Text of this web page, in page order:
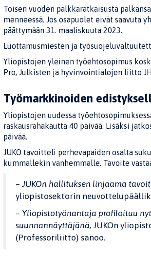
Toisen vuoden palkkaratkaisusta
menneessä. Jos osapuolet eivät saavuta
päättymään 31. maaliskuuta 2023.
Luottamusmiesten ja
Yliopistojen yleinen työehtosopimus
Pro, Julkisten ja hyvinvointialojen liitto
Työmarkkinoiden
Yliopistojen uudessa
raskausrahakautta 40 päivää. Lisäksi
päivää.
JUKO tavoitteli perhevapaiden osalta
kummallekin vanhemmalle. Tavoite
– JUKOn hallituksen linjaama
yliopistosektorin
– Yliopistotyönantaja profiloituu
suunnannäyttäjänä, JUKOn
(Professoriliitto) sanoo.